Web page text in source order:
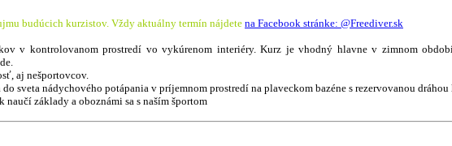
budúcich kurzistov. Vždy aktuálny termín nájdete na Facebook stránke: @Freediver.sk
v kontrolovanom prostredí vo vykúrenom interiéry. Kurz je vhodný hlavne v zimnom
aj nešportovcov.
sveta nádychového potápania v príjemnom prostredí na plaveckom bazéne s rezervovanou dráhou
naučí základy a oboznámi sa s naším športom